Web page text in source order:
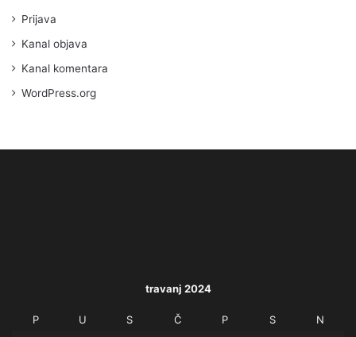
Prijava
Kanal objava
Kanal komentara
WordPress.org
travanj 2024
P U S Č P S N